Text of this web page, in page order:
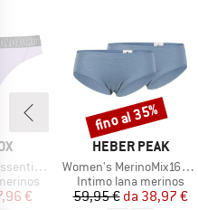
Thong
ridotto
€
MARCHIO
HEBER PEAK
Articolo
Women's MerinoMix165 PineconeHe. Hipster 2-Pack
Gruppo di prodotti
Intimo lana merinos
Prezzo
59,95 € Prezzo
da 38,97 €
Sconto
fino al 35%